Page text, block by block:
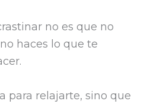
no es que no
haces lo que te
para relajarte, sino que